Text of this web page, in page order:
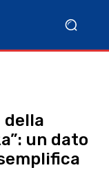
un dato